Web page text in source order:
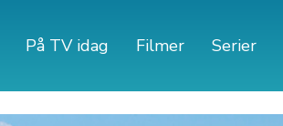
På TV idag Filmer Serier